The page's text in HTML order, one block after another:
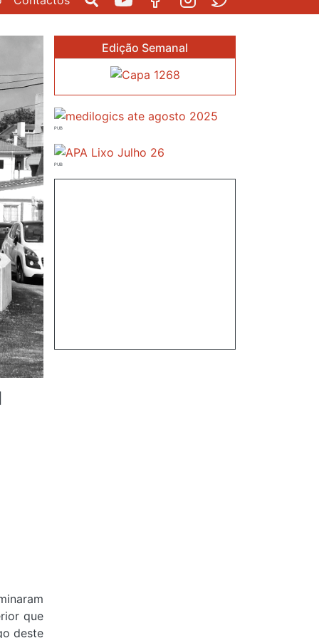
que
deste
Edição Semanal